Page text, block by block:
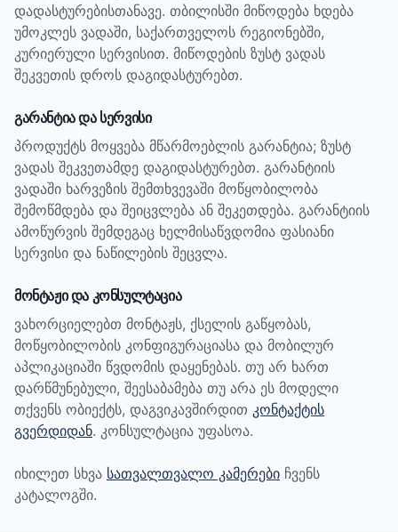
დადასტურებისთანავე. თბილისში მიწოდება ხდება
უმოკლეს ვადაში, საქართველოს რეგიონებში,
კურიერული სერვისით. მიწოდების ზუსტ ვადას
შეკვეთის დროს დაგიდასტურებთ.
გარანტია და სერვისი
პროდუქტს მოყვება მწარმოებლის გარანტია; ზუსტ
ვადას შეკვეთამდე დაგიდასტურებთ. გარანტიის
ვადაში ხარვეზის შემთხვევაში მოწყობილობა
შემოწმდება და შეიცვლება ან შეკეთდება. გარანტიის
ამოწურვის შემდეგაც ხელმისაწვდომია ფასიანი
სერვისი და ნაწილების შეცვლა.
მონტაჟი და კონსულტაცია
ვახორციელებთ მონტაჟს, ქსელის გაწყობას,
მოწყობილობის კონფიგურაციასა და მობილურ
აპლიკაციაში წვდომის დაყენებას. თუ არ ხართ
დარწმუნებული, შეესაბამება თუ არა ეს მოდელი
თქვენს ობიექტს, დაგვიკავშირდით კონტაქტის
გვერდიდან. კონსულტაცია უფასოა.
იხილეთ სხვა სათვალთვალო კამერები ჩვენს
კატალოგში.